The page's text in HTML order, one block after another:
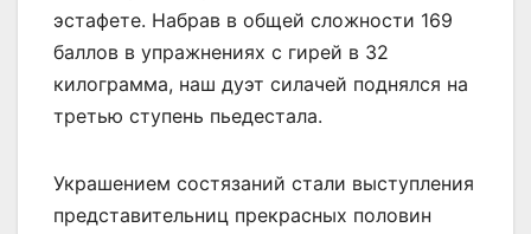
эстафете. Набрав в общей сложности 169
баллов в упражнениях с гирей в 32
килограмма, наш дуэт силачей поднялся на
третью ступень пьедестала.
Украшением состязаний стали выступления
представительниц прекрасных половин